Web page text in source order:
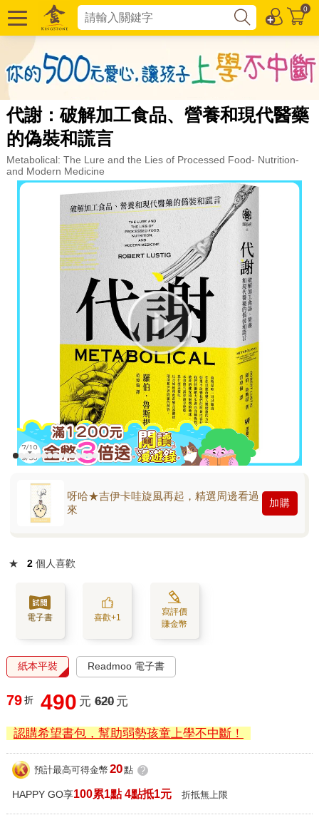
0
代謝：破解加工食品、營養和現代醫藥
的偽裝和謊言
Metabolical: The Lure and the Lies of Processed Food- Nutrition-
and Modern Medicine
呀哈★吉伊卡哇旋風再起，精選周邊看過
來
加購
★ 2 個人喜歡
電子書 喜歡+1
寫評價
賺金幣
紙本平裝 Readmoo 電子書
79 折 490 元 620 元
認購希望書包，幫助弱勢孩童上學不中斷！
預計最高可得金幣 20點 ?
HAPPY GO享100累1點 4點抵1元 折抵無上限